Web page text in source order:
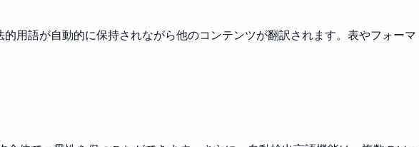
用語が自動的に保持されながら他のコンテンツが翻訳されます。表やフォーマ